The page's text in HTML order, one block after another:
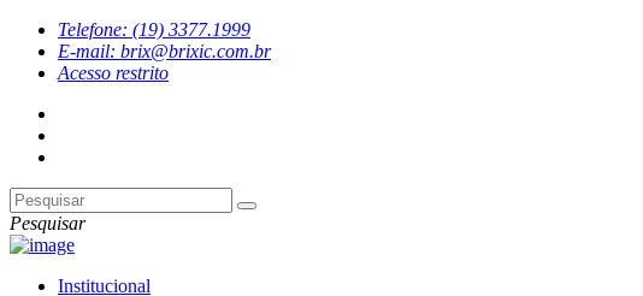
Telefone: (19) 3377.1999
E-mail: brix@brixic.com.br
Acesso restrito
Pesquisar
Institucional